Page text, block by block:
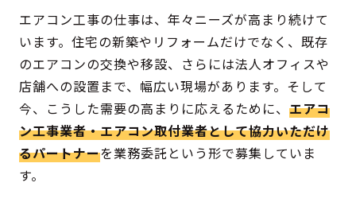
エアコン工事の仕事は、年々ニーズが高まり続けて
います。住宅の新築やリフォームだけでなく、既存
のエアコンの交換や移設、さらには法人オフィスや
店舗への設置まで、幅広い現場があります。そして
今、こうした需要の高まりに応えるために、エアコ
ン工事業者・エアコン取付業者として協力いただけ
るパートナーを業務委託という形で募集していま
す。